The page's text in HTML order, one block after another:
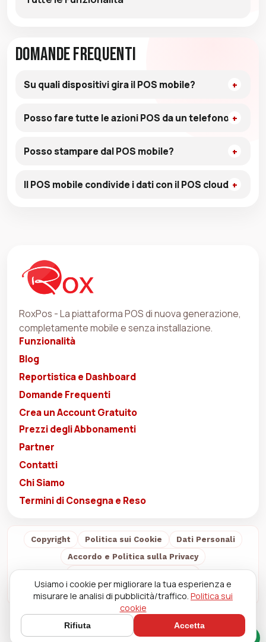
Domande Frequenti
Su quali dispositivi gira il POS mobile?
Posso fare tutte le azioni POS da un telefono?
Posso stampare dal POS mobile?
Il POS mobile condivide i dati con il POS cloud?
RoxPos - La piattaforma POS di nuova generazione,
completamente mobile e senza installazione.
Funzionalità
Blog
Reportistica e Dashboard
Domande Frequenti
Crea un Account Gratuito
Prezzi degli Abbonamenti
Partner
Contatti
Chi Siamo
Termini di Consegna e Reso
Copyright Politica sui Cookie
Dati Personali
Accordo e Politica sulla Privacy
Termini di Consegna e Reso
Chi Siamo
Chat Rapida
Usiamo i cookie per migliorare la tua esperienza e
misurare le analisi di pubblicità/traffico. Politica sui
cookie
Rifiuta Accetta